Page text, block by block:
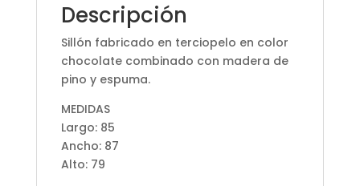
Descripción
Sillón fabricado en terciopelo en color
chocolate combinado con madera de
pino y espuma.
MEDIDAS
Largo: 85
Ancho: 87
Alto: 79